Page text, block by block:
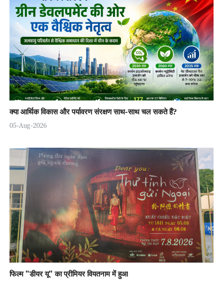
क्या आर्थिक विकास और पर्यावरण संरक्षण साथ-साथ चल सकते हैं?
05-Aug-2026
फिल्म "डीयर यू" का प्रीमियर वियतनाम में हुआ